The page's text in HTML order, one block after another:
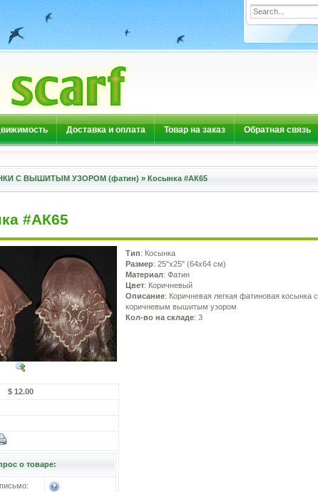
Доставка и оплата Товар на заказ Обратная связь
С ВЫШИТЫМ УЗОРОМ (фатин) » Косынка #АК65
#АК65
$ 12.00
о товаре:
Тип: Косынка
Размер: 25"х25" (64х64 см)
Материал: Фатин
Цвет: Коричневый
Описание: Коричневая легкая фатиновая косынка с
коричневым вышитым узором
Кол-во на складе: 3